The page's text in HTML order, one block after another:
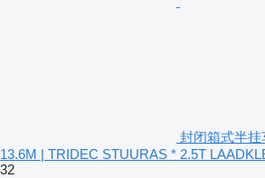
封闭箱式半挂
13.6M | TRIDEC STUURAS * 2.5T
32